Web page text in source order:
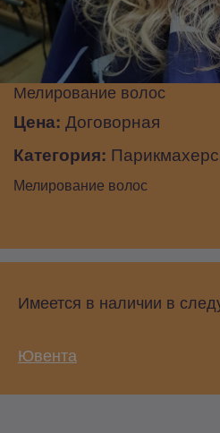
Мелирование волос
Цена: Договорная
Категория:
Мелирование волос
Имеется в наличии в
Ювента